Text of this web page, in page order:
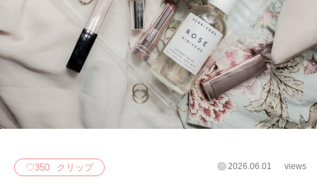
♡350 クリップ 2026.06.01 views